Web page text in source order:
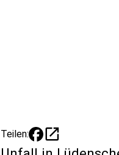
Teilen: open_in_new